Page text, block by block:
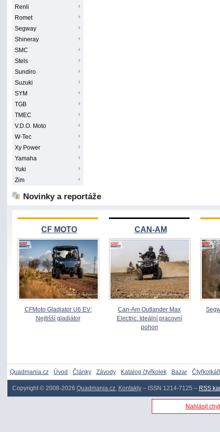
Renli
Romet
Segway
Shineray
SMC
Stels
Sundiro
Suzuki
SYM
TGB
TMEC
V.D.O. Moto
W-Tec
Xy Power
Yamaha
Yuki
Zim
Novinky a reportáže
CF MOTO
CFMoto Gladiator U6 EV:
Nejtišší gladiátor
CAN-AM
Can-Am Outlander Max
Electric: Ideální pracovní
pohon
Quadmania.cz Úvod Články Závody Katalog čtyřkolek Bazar Čtyřkolkáři
Copyright © 2008-2026 Quadmania.cz, Kontakty – ISSN 1214-7125 – RSS
Nahlásit